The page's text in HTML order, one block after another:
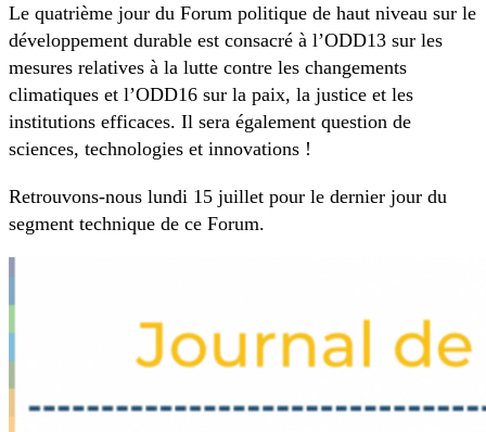
Le quatrième jour du Forum politique de haut niveau sur le
développement durable est consacré à l’ODD13 sur les
mesures relatives à la lutte contre les changements
climatiques et l’ODD16 sur la paix, la justice et les
institutions efficaces. Il sera également question de
sciences, technologies et innovations !
Retrouvons-nous lundi 15 juillet pour le dernier jour du
segment technique de ce Forum.